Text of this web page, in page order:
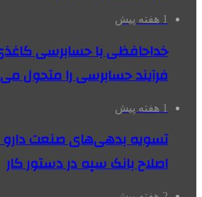
1 هفته پیش
خداحافظی با حسابرسی
فرآیند حسابرسی را متحول
1 هفته پیش
اصلاح بانک سپه در دستور کار